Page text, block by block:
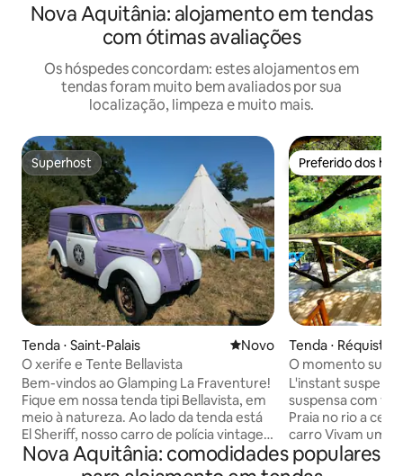
Nova Aquitânia: alojamento em tendas
com ótimas avaliações
Os hóspedes concordam: estes alojamentos em
tendas foram muito bem avaliados por sua
localização, limpeza e muito mais.
Superhost
Superhost
Tenda ⋅ Saint-Palais Novo lugar para ficar
Novo
O xerife e Tente Bellavista
Bem-vindos ao Glamping La Fraventure!
Fique em nossa tenda tipi Bellavista, em
meio à natureza. Ao lado da tenda está
El Sheriff, nosso carro de polícia vintage.
Aproveite a paz, a natureza e os
pássaros e viva umas férias de glamping
Preferido dos
Preferido dos
Tenda ⋅ Réquista
O momento
e vista para o rio
L'instant suspendu:
suspensa com
Praia no rio a
carro Vivam uma experiência
inesquecível sob
empoleirados nas
Nova Aquitânia: comodidades populares